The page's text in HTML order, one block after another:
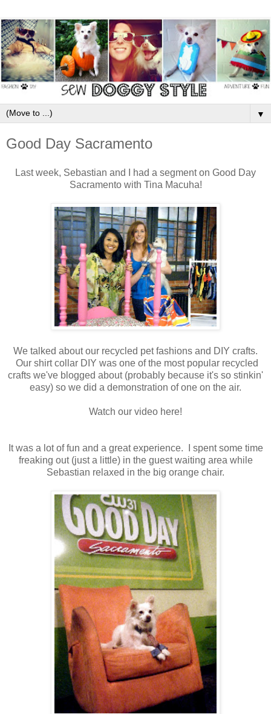
▼
Good Day Sacramento
Last week, Sebastian and I had a segment on Good Day
Sacramento with Tina Macuha!
We talked about our recycled pet fashions and DIY crafts.
Our shirt collar DIY was one of the most popular recycled
crafts we've blogged about (probably because it's so stinkin'
easy) so we did a demonstration of one on the air.
Watch our video here!
It was a lot of fun and a great experience. I spent some time
freaking out (just a little) in the guest waiting area while
Sebastian relaxed in the big orange chair.